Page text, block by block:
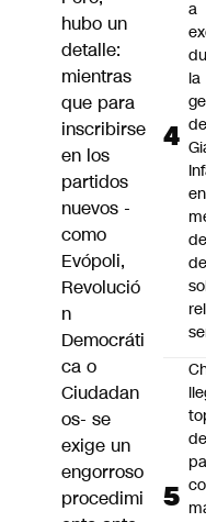
hubo un
detalle:
mientras
que para
inscribirse
en los
partidos
nuevos -
como
Evópoli,
Revolució
n
Democráti
ca o
Ciudadan
os- se
exige un
engorroso
procedimi
a
la
de
en
de